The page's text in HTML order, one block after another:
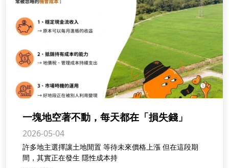
一塊地空著不動，每天都在「損失錢」
2026-05-04
許多地主選擇讓土地閒置 等待未來價格上漲 但在這段期
間，其實正在發生 隱性成本持